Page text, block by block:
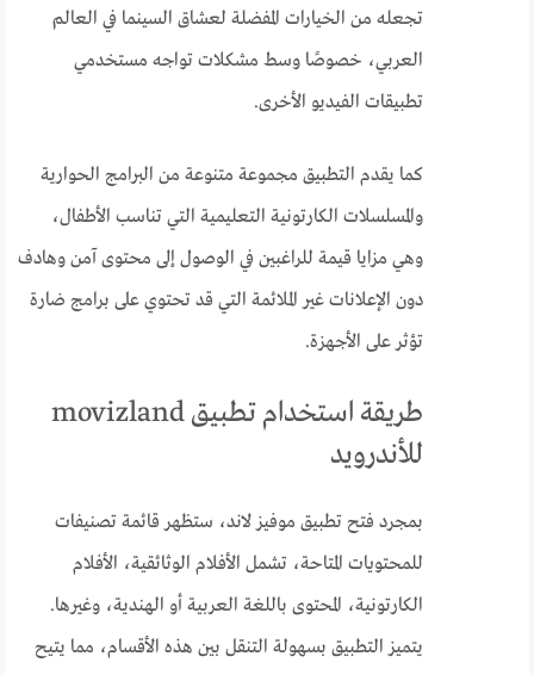
تجعله من الخيارات المفضلة لعشاق السينما في العالم
العربي، خصوصًا وسط مشكلات تواجه مستخدمي
تطبيقات الفيديو الأخرى.
كما يقدم التطبيق مجموعة متنوعة من البرامج الحوارية
والمسلسلات الكارتونية التعليمية التي تناسب الأطفال،
وهي مزايا قيمة للراغبين في الوصول إلى محتوى آمن وهادف
دون الإعلانات غير الملائمة التي قد تحتوي على برامج ضارة
تؤثر على الأجهزة.
طريقة استخدام تطبيق movizland
للأندرويد
بمجرد فتح تطبيق موفيز لاند، ستظهر قائمة تصنيفات
للمحتويات المتاحة، تشمل الأفلام الوثائقية، الأفلام
الكارتونية، المحتوى باللغة العربية أو الهندية، وغيرها.
يتميز التطبيق بسهولة التنقل بين هذه الأقسام، مما يتيح